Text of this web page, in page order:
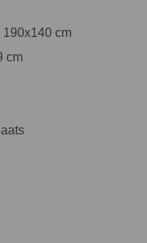
cm
cm